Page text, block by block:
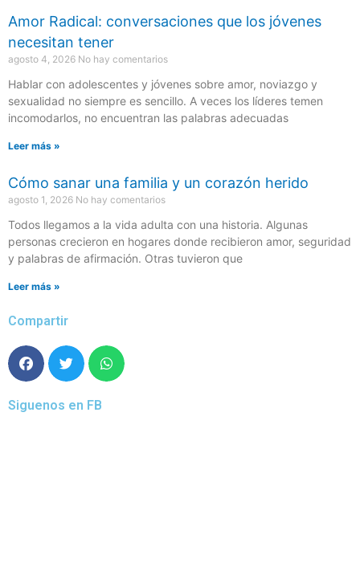
Amor Radical: conversaciones que los jóvenes
necesitan tener
agosto 4, 2026 No hay comentarios
Hablar con adolescentes y jóvenes sobre amor, noviazgo y
sexualidad no siempre es sencillo. A veces los líderes temen
incomodarlos, no encuentran las palabras adecuadas
Leer más »
Cómo sanar una familia y un corazón herido
agosto 1, 2026 No hay comentarios
Todos llegamos a la vida adulta con una historia. Algunas
personas crecieron en hogares donde recibieron amor, seguridad
y palabras de afirmación. Otras tuvieron que
Leer más »
Compartir
Siguenos en FB